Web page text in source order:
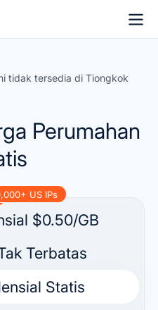
tidak tersedia di Tiongkok
Perumahan
US IPs
$0.50/GB
Terbatas
Statis